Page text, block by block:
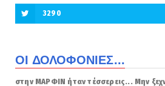
3290
ΟΙ ΔΟΛΟΦΟΝΙΕΣ...
στην ΜΑΡΦΙΝ ήταν τέσσερεις... Μην